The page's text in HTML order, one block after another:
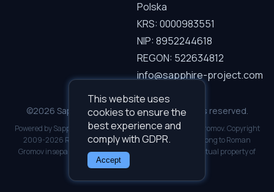
This website uses
cookies to ensure the
best experience and
comply with GDPR.
Accept
Polska
KRS: 0000983551
NIP: 8952244618
REGON: 522634812
info@sapphire-project.com
©2026 Sapphire Project Sp. z o.o. — All rights reserved.
Powered by Sapphire I.C.D.S v3.0.1. Developed by Roman Gromov. Copyright
2009-2026 Roman Gromov. All software copyrights belong to Roman
Gromov inseparably. Inseparable and inalienable intellectual property of
Roman Gromov.